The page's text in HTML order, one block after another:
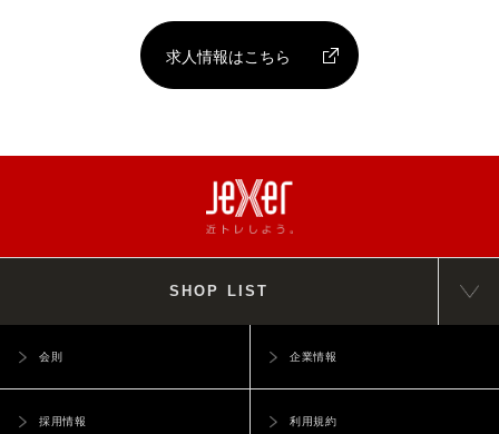
求人情報はこちら
SHOP LIST
会則 企業情報
採用情報 利用規約